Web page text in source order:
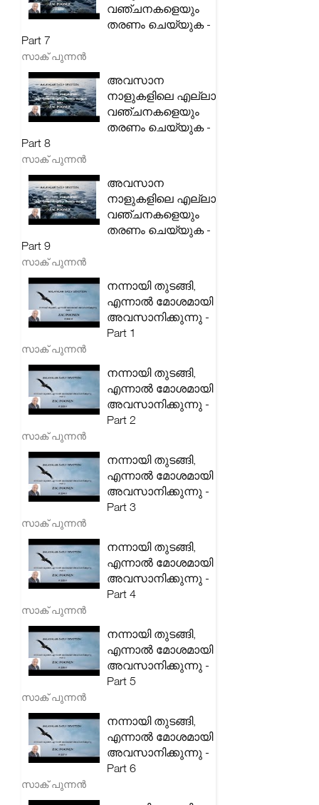
വഞ്ചനകളെയും
തരണം ചെയ്യുക -
Part 7
സാക് പുന്നൻ
അവസാന
നാളുകളിലെ എല്ലാ
വഞ്ചനകളെയും
തരണം ചെയ്യുക -
Part 8
സാക് പുന്നൻ
അവസാന
നാളുകളിലെ എല്ലാ
വഞ്ചനകളെയും
തരണം ചെയ്യുക -
Part 9
സാക് പുന്നൻ
നന്നായി തുടങ്ങി,
എന്നാൽ മോശമായി
അവസാനിക്കുന്നു -
Part 1
സാക് പുന്നൻ
നന്നായി തുടങ്ങി,
എന്നാൽ മോശമായി
അവസാനിക്കുന്നു -
Part 2
സാക് പുന്നൻ
നന്നായി തുടങ്ങി,
എന്നാൽ മോശമായി
അവസാനിക്കുന്നു -
Part 3
സാക് പുന്നൻ
നന്നായി തുടങ്ങി,
എന്നാൽ മോശമായി
അവസാനിക്കുന്നു -
Part 4
സാക് പുന്നൻ
നന്നായി തുടങ്ങി,
എന്നാൽ മോശമായി
അവസാനിക്കുന്നു -
Part 5
സാക് പുന്നൻ
നന്നായി തുടങ്ങി,
എന്നാൽ മോശമായി
അവസാനിക്കുന്നു -
Part 6
സാക് പുന്നൻ